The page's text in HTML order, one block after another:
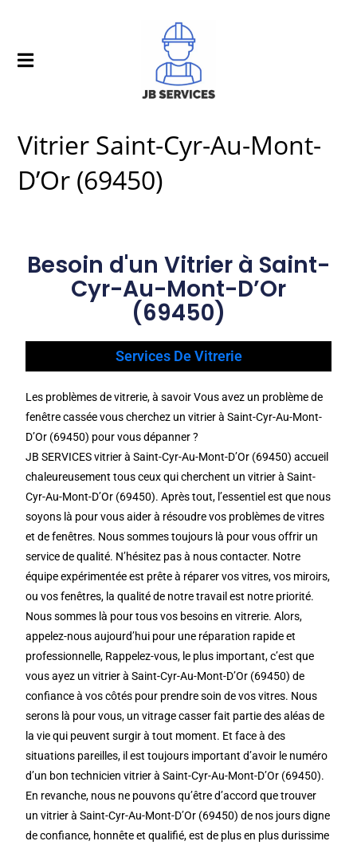
Vitrier Saint-Cyr-Au-Mont-
D’Or (69450)
Besoin d'un Vitrier à Saint-
Cyr-Au-Mont-D’Or
(69450)
Services De Vitrerie
Les problèmes de vitrerie, à savoir Vous avez un problème de
fenêtre cassée vous cherchez un vitrier à Saint-Cyr-Au-Mont-
D’Or (69450) pour vous dépanner ?
JB SERVICES vitrier à Saint-Cyr-Au-Mont-D’Or (69450) accueil
chaleureusement tous ceux qui cherchent un vitrier à Saint-
Cyr-Au-Mont-D’Or (69450). Après tout, l’essentiel est que nous
soyons là pour vous aider à résoudre vos problèmes de vitres
et de fenêtres. Nous sommes toujours là pour vous offrir un
service de qualité. N’hésitez pas à nous contacter. Notre
équipe expérimentée est prête à réparer vos vitres, vos miroirs,
ou vos fenêtres, la qualité de notre travail est notre priorité.
Nous sommes là pour tous vos besoins en vitrerie. Alors,
appelez-nous aujourd’hui pour une réparation rapide et
professionnelle, Rappelez-vous, le plus important, c’est que
vous ayez un vitrier à Saint-Cyr-Au-Mont-D’Or (69450) de
confiance à vos côtés pour prendre soin de vos vitres. Nous
serons là pour vous, un vitrage casser fait partie des aléas de
la vie qui peuvent surgir à tout moment. Et face à des
situations pareilles, il est toujours important d’avoir le numéro
d’un bon technicien vitrier à Saint-Cyr-Au-Mont-D’Or (69450).
En revanche, nous ne pouvons qu’être d’accord que trouver
un vitrier à Saint-Cyr-Au-Mont-D’Or (69450) de nos jours digne
de confiance, honnête et qualifié, est de plus en plus durissime